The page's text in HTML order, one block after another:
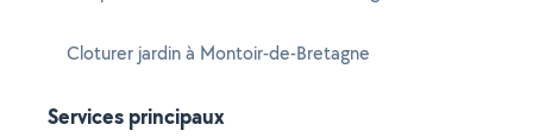
Cloturer jardin à Montoir-de-Bretagne
Services principaux